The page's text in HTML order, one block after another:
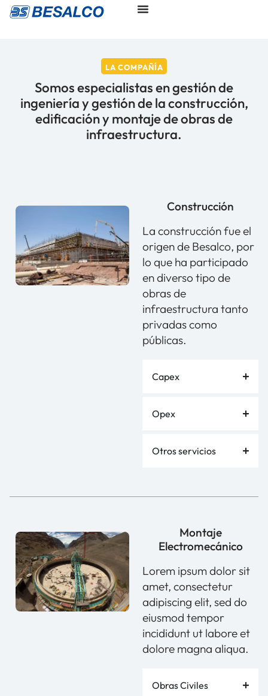
LA COMPAÑÍA
Somos especialistas en gestión de
ingeniería y gestión de la construcción,
edificación y montaje de obras de
infraestructura.
Construcción
La construcción fue el
origen de Besalco, por
lo que ha participado
en diverso tipo de
obras de
infraestructura tanto
privadas como
públicas.
Capex
Opex
Otros servicios
Montaje
Electromecánico
Lorem ipsum dolor sit
amet, consectetur
adipiscing elit, sed do
eiusmod tempor
incididunt ut labore et
dolore magna aliqua.
Obras Civiles